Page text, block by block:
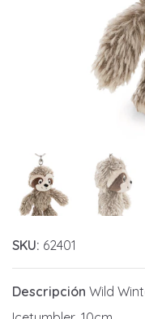
SKU: 62401
Descripción Wild